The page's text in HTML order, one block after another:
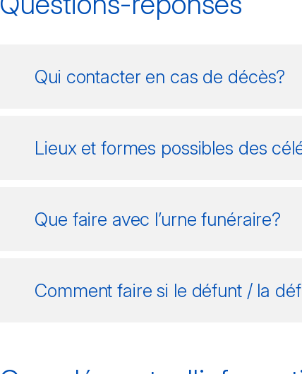
Qui contacter en cas de décès?
Lieux et formes possibles des
Que faire avec l’urne funéraire?
Comment faire si le défunt / la